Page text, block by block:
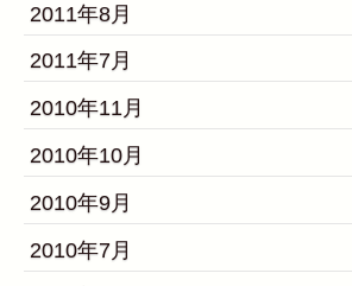
2011年8月
2011年7月
2010年11月
2010年10月
2010年9月
2010年7月